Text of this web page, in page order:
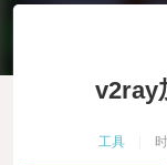
v2ray
工具